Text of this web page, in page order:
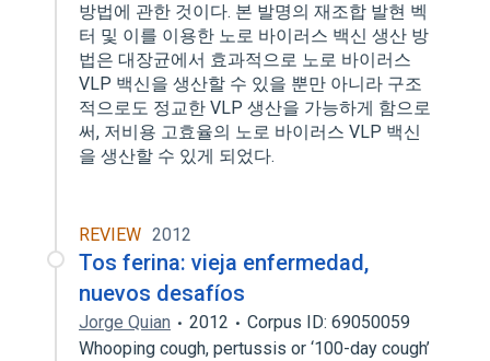
방법에 관한 것이다. 본 발명의 재조합 발현 벡
터 및 이를 이용한 노로 바이러스 백신 생산 방
법은 대장균에서 효과적으로 노로 바이러스
VLP 백신을 생산할 수 있을 뿐만 아니라 구조
적으로도 정교한 VLP 생산을 가능하게 함으로
써, 저비용 고효율의 노로 바이러스 VLP 백신
을 생산할 수 있게 되었다.
REVIEW 2012
Tos ferina: vieja enfermedad,
nuevos desafíos
Jorge Quian 2012
Corpus ID: 69050059
Whooping cough, pertussis or ‘100-day cough’